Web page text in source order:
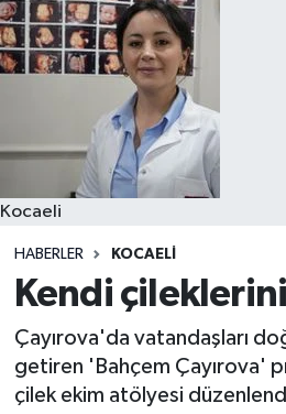
Kocaeli
HABERLER KOCAELI
Kendi
Çayırova'da vatandaşları
getiren 'Bahçem Çayırova'
çilek ekim atölyesi